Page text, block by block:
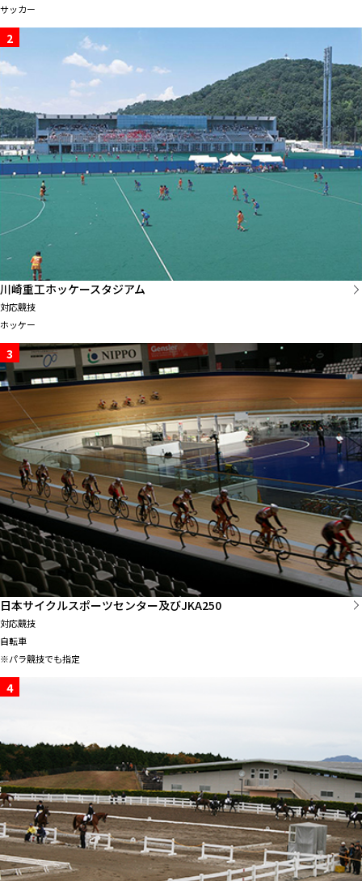
サッカー
2
川崎重工ホッケースタジアム
対応競技
ホッケー
3
日本サイクルスポーツセンター及びJKA250
対応競技
自転車
※パラ競技でも指定
4